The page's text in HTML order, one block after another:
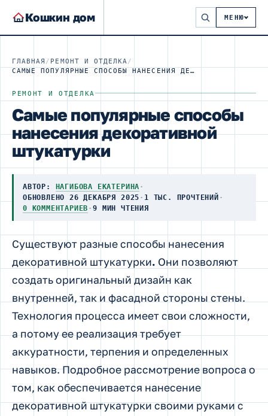
Кошкин дом МЕНЮ
ГЛАВНАЯ / РЕМОНТ И ОТДЕЛКА /
САМЫЕ ПОПУЛЯРНЫЕ СПОСОБЫ НАНЕСЕНИЯ ДЕКОРАТИВНОЙ ШТУКАТУРКИ
РЕМОНТ И ОТДЕЛКА
Самые популярные способы
нанесения декоративной
штукатурки
АВТОР: НАГИБОВА ЕКАТЕРИНА ·
ОБНОВЛЕНО 26 ДЕКАБРЯ 2025 · 1 ТЫС. ПРОЧТЕНИЙ ·
0 КОММЕНТАРИЕВ ·9 МИН ЧТЕНИЯ
Существуют разные способы нанесения
декоративной штукатурки. Они позволяют
создать оригинальный дизайн как
внутренней, так и фасадной стороны стены.
Технология процесса имеет свои сложности,
а потому ее реализация требует
аккуратности, терпения и определенных
навыков. Подробное рассмотрение вопроса о
том, как обеспечивается нанесение
декоративной штукатурки своими руками с